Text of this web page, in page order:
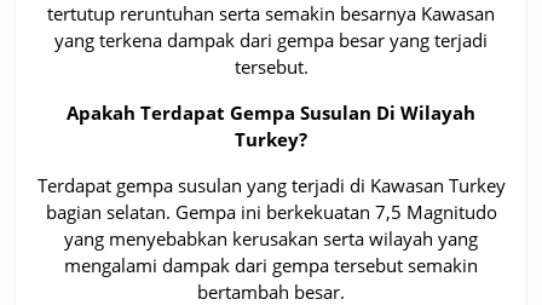
tertutup reruntuhan serta semakin besarnya Kawasan
yang terkena dampak dari gempa besar yang terjadi
tersebut.
Apakah Terdapat Gempa Susulan Di Wilayah
Turkey?
Terdapat gempa susulan yang terjadi di Kawasan Turkey
bagian selatan. Gempa ini berkekuatan 7,5 Magnitudo
yang menyebabkan kerusakan serta wilayah yang
mengalami dampak dari gempa tersebut semakin
bertambah besar.